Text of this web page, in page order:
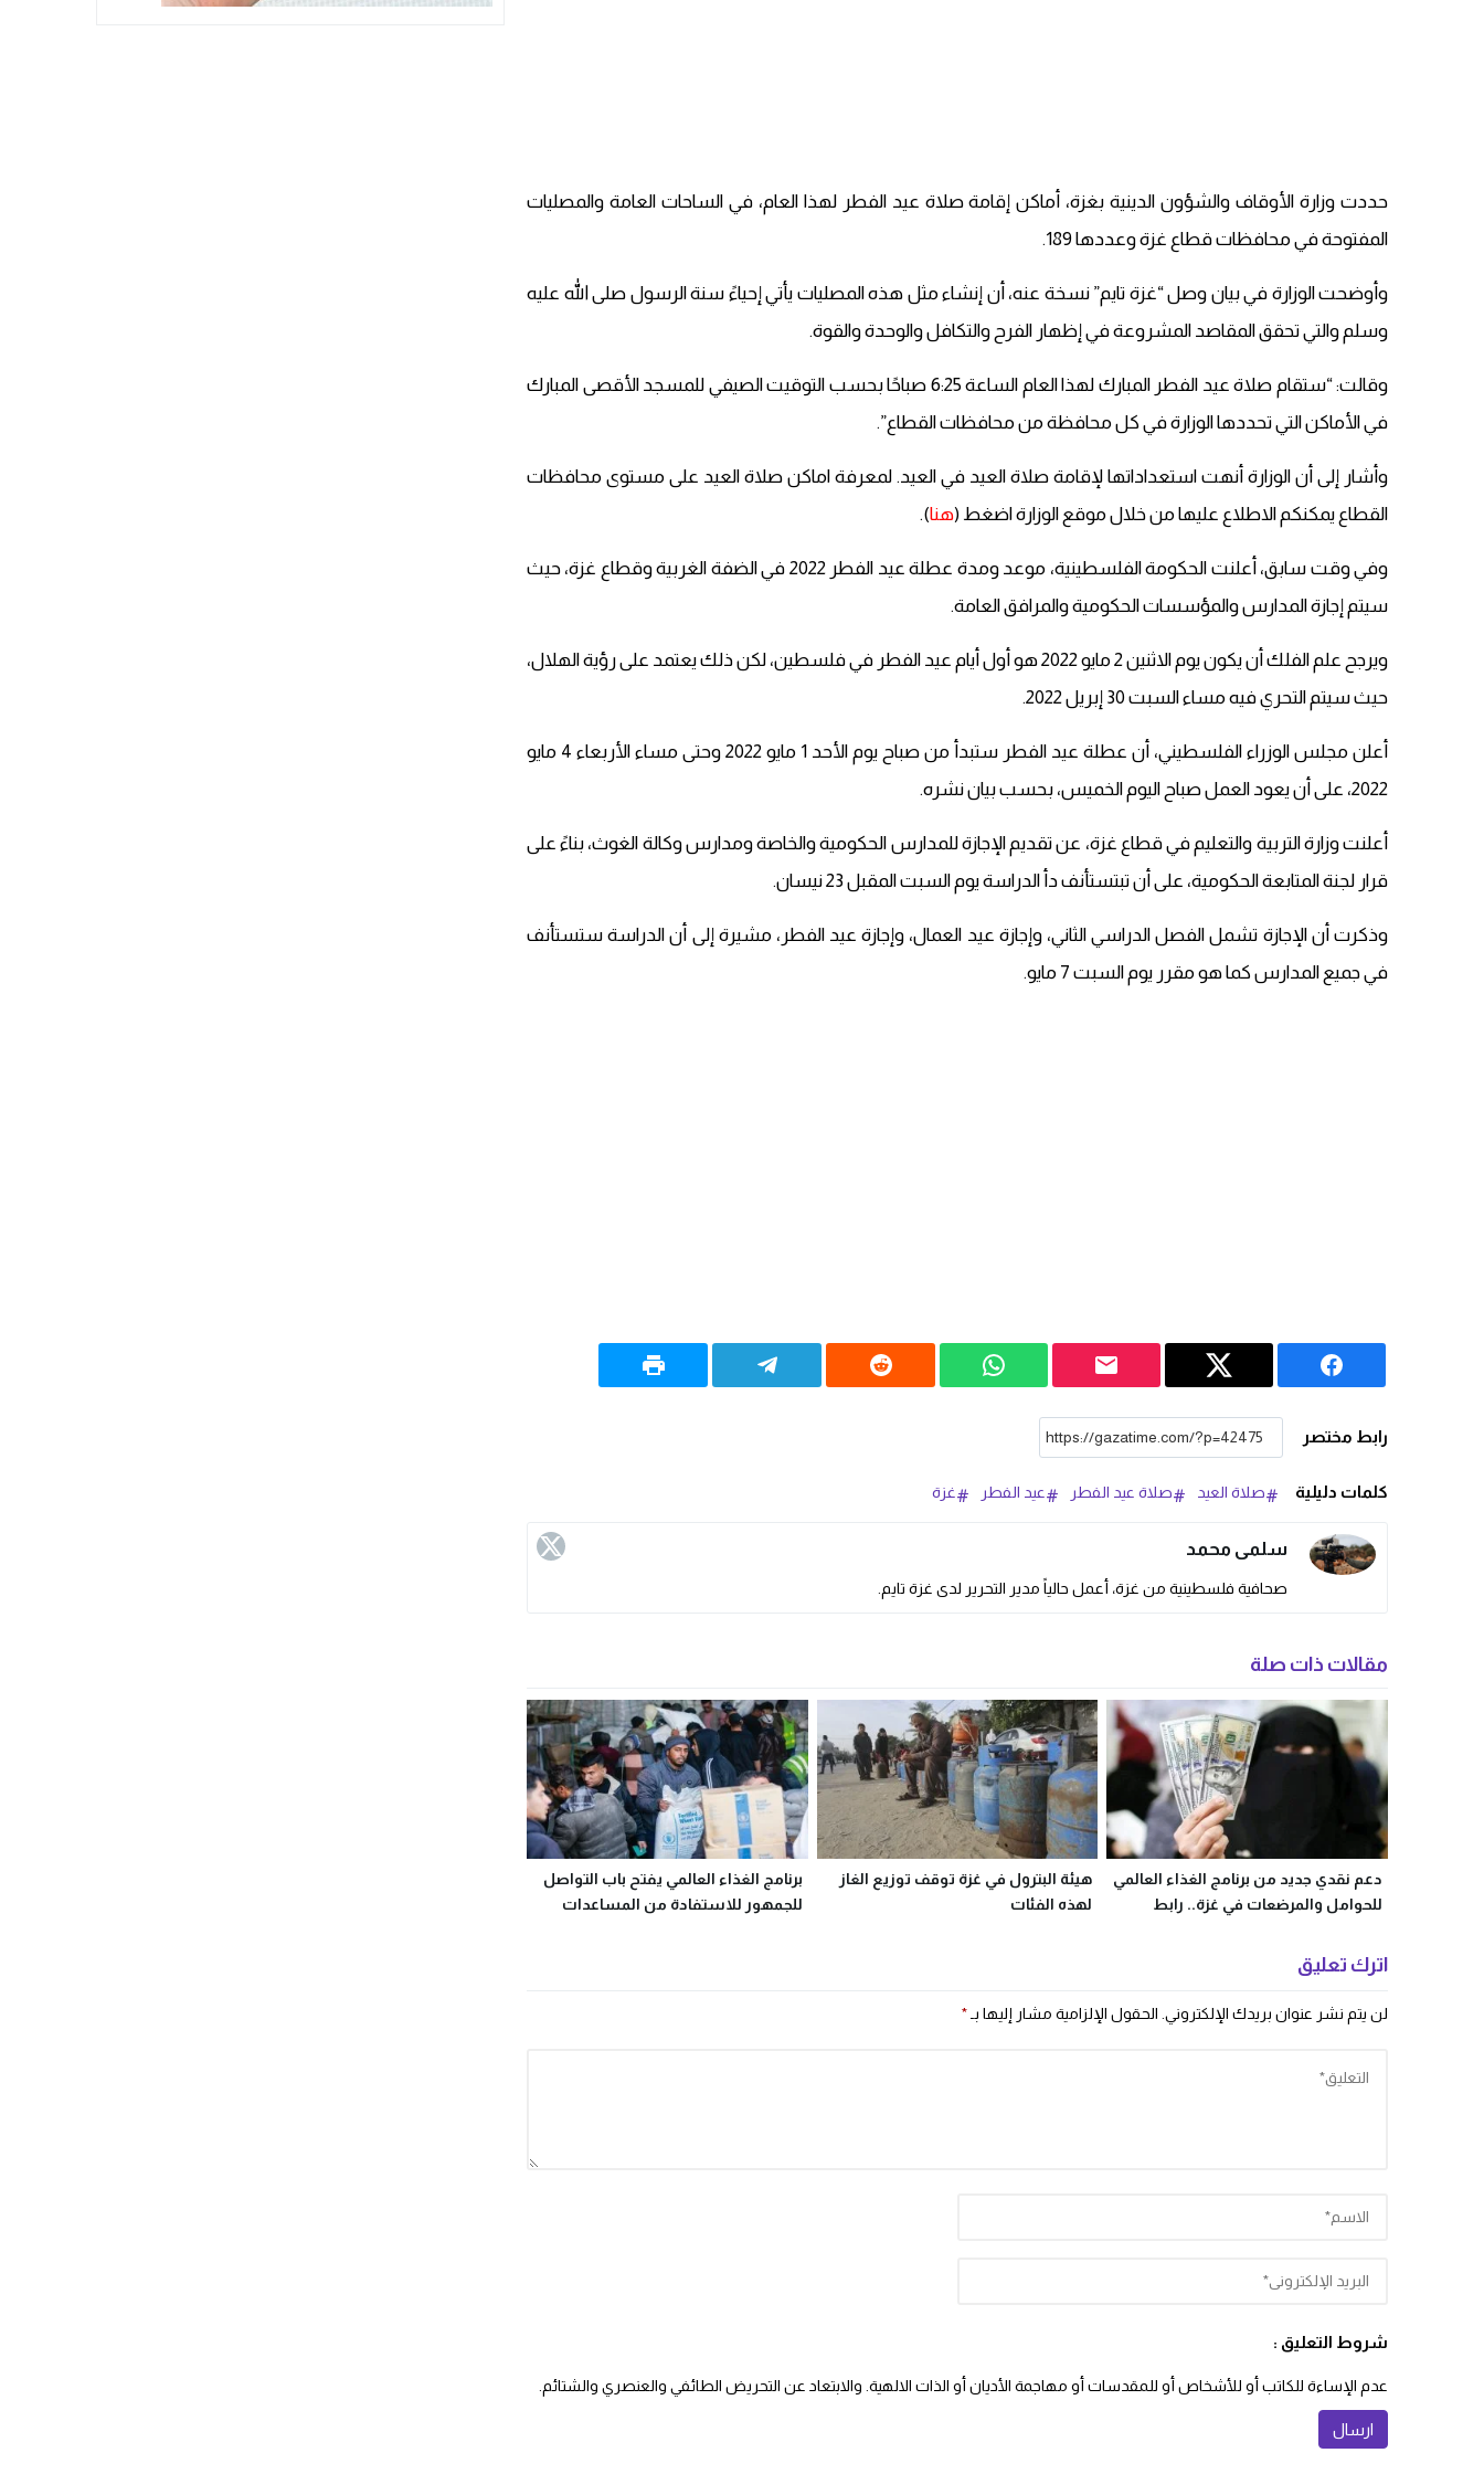
حددت وزارة الأوقاف والشؤون الدينية بغزة، أماكن إقامة صلاة عيد الفطر لهذا العام، في الساحات العامة والمصليات
المفتوحة في محافظات قطاع غزة وعددها 189.
وأوضحت الوزارة في بيان وصل “غزة تايم” نسخة عنه، أن إنشاء مثل هذه المصليات يأتي إحياءً سنة الرسول صلى الله عليه
وسلم والتي تحقق المقاصد المشروعة في إظهار الفرح والتكافل والوحدة والقوة.
وقالت: “ستقام صلاة عيد الفطر المبارك لهذا العام الساعة 6:25 صباحًا بحسب التوقيت الصيفي للمسجد الأقصى المبارك
في الأماكن التي تحددها الوزارة في كل محافظة من محافظات القطاع”.
وأشار إلى أن الوزارة أنهت استعداداتها لإقامة صلاة العيد في العيد. لمعرفة اماكن صلاة العيد على مستوى محافظات
القطاع يمكنكم الاطلاع عليها من خلال موقع الوزارة اضغط (هنا).
وفي وقت سابق، أعلنت الحكومة الفلسطينية، موعد ومدة عطلة عيد الفطر 2022 في الضفة الغربية وقطاع غزة، حيث
سيتم إجازة المدارس والمؤسسات الحكومية والمرافق العامة.
ويرجح علم الفلك أن يكون يوم الاثنين 2 مايو 2022 هو أول أيام عيد الفطر في فلسطين، لكن ذلك يعتمد على رؤية الهلال،
حيث سيتم التحري فيه مساء السبت 30 إبريل 2022.
أعلن مجلس الوزراء الفلسطيني، أن عطلة عيد الفطر ستبدأ من صباح يوم الأحد 1 مايو 2022 وحتى مساء الأربعاء 4 مايو
2022، على أن يعود العمل صباح اليوم الخميس، بحسب بيان نشره.
أعلنت وزارة التربية والتعليم في قطاع غزة، عن تقديم الإجازة للمدارس الحكومية والخاصة ومدارس وكالة الغوث، بناءً على
قرار لجنة المتابعة الحكومية، على أن تبتستأنف دأ الدراسة يوم السبت المقبل 23 نيسان.
وذكرت أن الإجازة تشمل الفصل الدراسي الثاني، وإجازة عيد العمال، وإجازة عيد الفطر، مشيرة إلى أن الدراسة ستستأنف
في جميع المدارس كما هو مقرر يوم السبت 7 مايو.
رابط مختصر
كلمات دليلية صلاة العيد صلاة عيد الفطر عيد الفطر غزة
سلمى محمد
صحافية فلسطينية من غزة، أعمل حالياً مدير التحرير لدى غزة تايم.
مقالات ذات صلة
دعم نقدي جديد من برنامج الغذاء العالمي
للحوامل والمرضعات في غزة.. رابط
هيئة البترول في غزة توقف توزيع الغاز
لهذه الفئات
برنامج الغذاء العالمي يفتح باب التواصل
للجمهور للاستفادة من المساعدات
اترك تعليق
لن يتم نشر عنوان بريدك الإلكتروني. الحقول الإلزامية مشار إليها بـ *
شروط التعليق :
عدم الإساءة للكاتب أو للأشخاص أو للمقدسات أو مهاجمة الأديان أو الذات الالهية. والابتعاد عن التحريض الطائفي والعنصري والشتائم.